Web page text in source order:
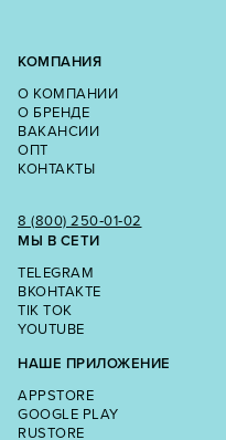
КОМПАНИЯ
О КОМПАНИИ
О БРЕНДЕ
ВАКАНСИИ
ОПТ
КОНТАКТЫ
8 (800) 250‑01‑02
МЫ В СЕТИ
TELEGRAM
ВКОНТАКТЕ
TIK TOK
YOUTUBE
НАШЕ ПРИЛОЖЕНИЕ
APPSTORE
GOOGLE PLAY
RUSTORE